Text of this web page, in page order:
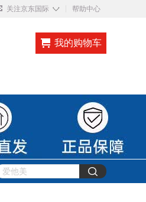
关注京东国际 ◇ 帮助中心
我的购物车